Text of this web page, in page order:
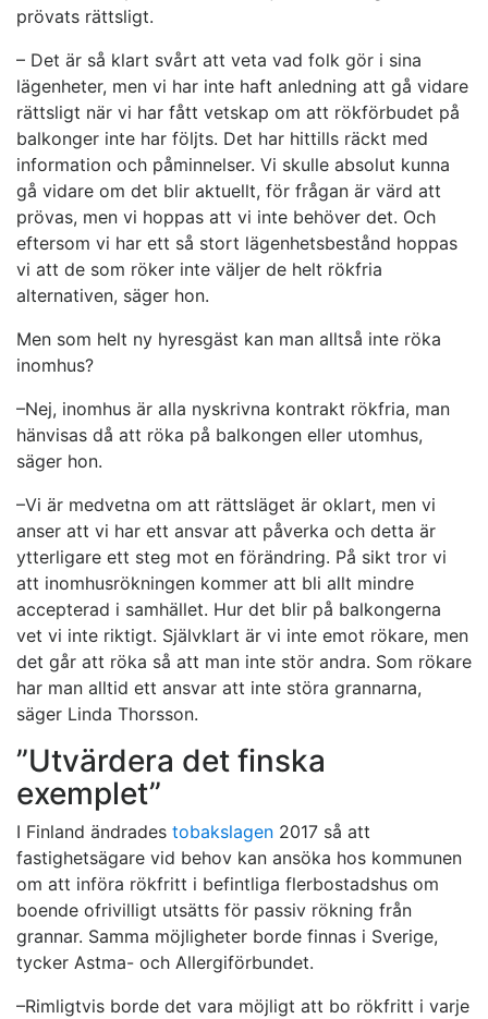
prövats rättsligt.
– Det är så klart svårt att veta vad folk gör i sina
lägenheter, men vi har inte haft anledning att gå vidare
rättsligt när vi har fått vetskap om att rökförbudet på
balkonger inte har följts. Det har hittills räckt med
information och påminnelser. Vi skulle absolut kunna
gå vidare om det blir aktuellt, för frågan är värd att
prövas, men vi hoppas att vi inte behöver det. Och
eftersom vi har ett så stort lägenhetsbestånd hoppas
vi att de som röker inte väljer de helt rökfria
alternativen, säger hon.
Men som helt ny hyresgäst kan man alltså inte röka
inomhus?
–Nej, inomhus är alla nyskrivna kontrakt rökfria, man
hänvisas då att röka på balkongen eller utomhus,
säger hon.
–Vi är medvetna om att rättsläget är oklart, men vi
anser att vi har ett ansvar att påverka och detta är
ytterligare ett steg mot en förändring. På sikt tror vi
att inomhusrökningen kommer att bli allt mindre
accepterad i samhället. Hur det blir på balkongerna
vet vi inte riktigt. Självklart är vi inte emot rökare, men
det går att röka så att man inte stör andra. Som rökare
har man alltid ett ansvar att inte störa grannarna,
säger Linda Thorsson.
”Utvärdera det finska
exemplet”
I Finland ändrades tobakslagen 2017 så att
fastighetsägare vid behov kan ansöka hos kommunen
om att införa rökfritt i befintliga flerbostadshus om
boende ofrivilligt utsätts för passiv rökning från
grannar. Samma möjligheter borde finnas i Sverige,
tycker Astma- och Allergiförbundet.
–Rimligtvis borde det vara möjligt att bo rökfritt i varje